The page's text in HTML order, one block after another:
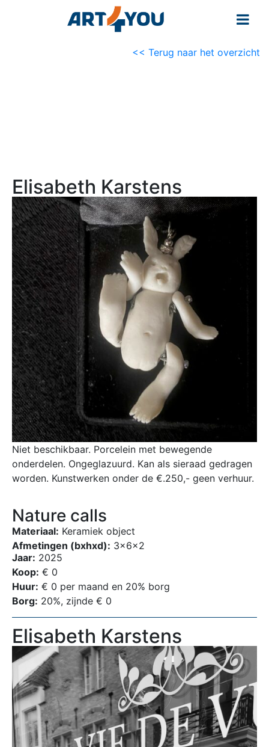
<< Terug naar het overzicht
Elisabeth Karstens
Niet beschikbaar. Porcelein met bewegende
onderdelen. Ongeglazuurd. Kan als sieraad gedragen
worden. Kunstwerken onder de €.250,- geen verhuur.
Nature calls
Materiaal: Keramiek object
Afmetingen (bxhxd): 3x6x2
Jaar: 2025
Koop: € 0
Huur: € 0 per maand en 20% borg
Borg: 20%, zijnde € 0
Elisabeth Karstens